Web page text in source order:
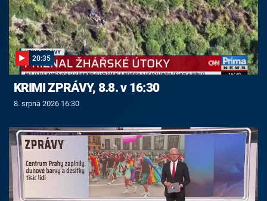
20:35
KRIMI ZPRÁVY, 8.8. v 16:30
8. srpna 2026 16:30